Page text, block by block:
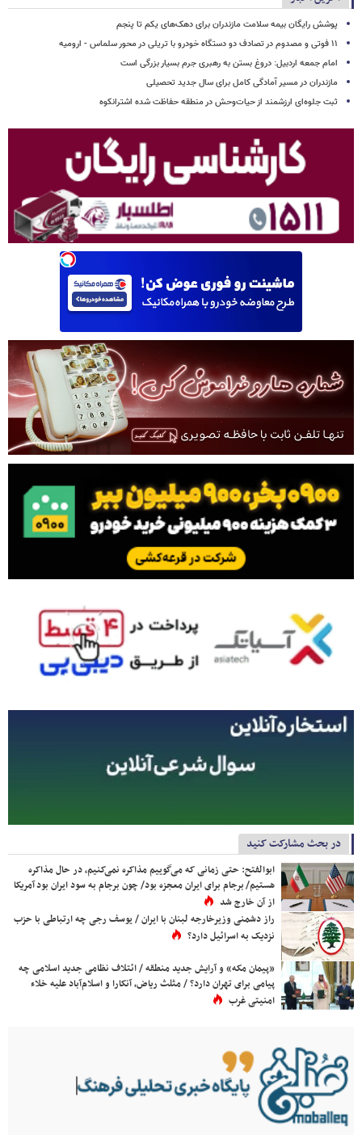
پوشش رایگان بیمه سلامت مازندران برای دهک‌های یکم تا پنجم
۱۱ فوتی و مصدوم در تصادف دو دستگاه خودرو با تریلی در محور سلماس - ارومیه
امام جمعه اردبیل: دروغ بستن به رهبری جرم بسیار بزرگی است
مازندران در مسیر آمادگی کامل برای سال جدید تحصیلی
ثبت جلوه‌ای ارزشمند از حیات‌وحش در منطقه حفاظت شده اشترانکوه
در بحث مشارکت کنید
ابوالفتح: حتی زمانی که می‌گوییم مذاکره نمی‌کنیم، در حال مذاکره
هستیم/ برجام برای ایران معجزه بود/ چون برجام به سود ایران بود آمریکا
از آن خارج شد
راز دشمنی وزیرخارجه لبنان با ایران / یوسف رجی چه ارتباطی با حزب
نزدیک به اسرائیل دارد؟
«پیمان مکه» و آرایش جدید منطقه / ائتلاف نظامی جدید اسلامی چه
پیامی برای تهران دارد؟ / مثلث ریاض، آنکارا و اسلام‌آباد علیه خلاء
امنیتی غرب